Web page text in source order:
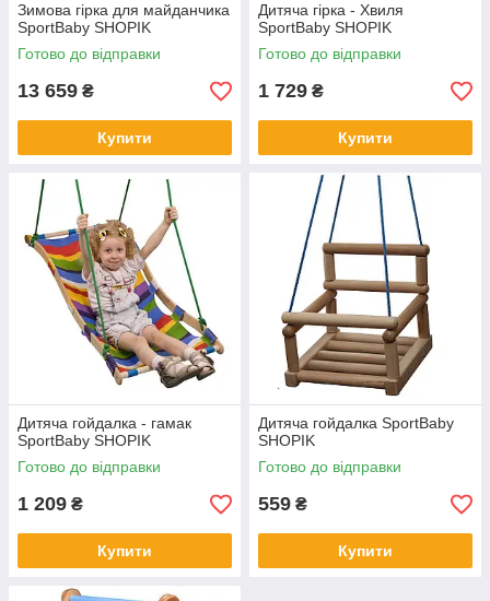
Зимова гірка для майданчика
SportBaby SHOPIK
Готово до відправки
13 659 ₴
Купити
Дитяча гірка - Хвиля
SportBaby SHOPIK
Готово до відправки
1 729 ₴
Купити
Дитяча гойдалка - гамак
SportBaby SHOPIK
Готово до відправки
1 209 ₴
Купити
Дитяча гойдалка SportBaby
SHOPIK
Готово до відправки
559 ₴
Купити